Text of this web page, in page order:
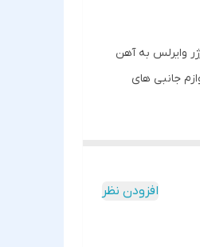
وایرلس به آهن
جانبی های
افزودن نظر